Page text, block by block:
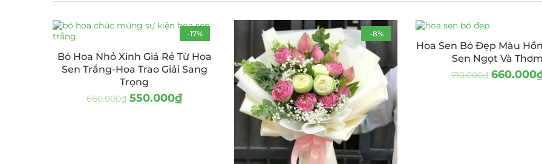
-17%
Bó Hoa Nhỏ Xinh Giá Rẻ Từ Hoa
Sen Trắng-Hoa Trao Giải Sang
Trọng
660.000₫ 550.000₫
-8%
Hoa Sen Bó Đẹp Màu
Sen Ngọt Và Thơm
710.000₫ 660.000